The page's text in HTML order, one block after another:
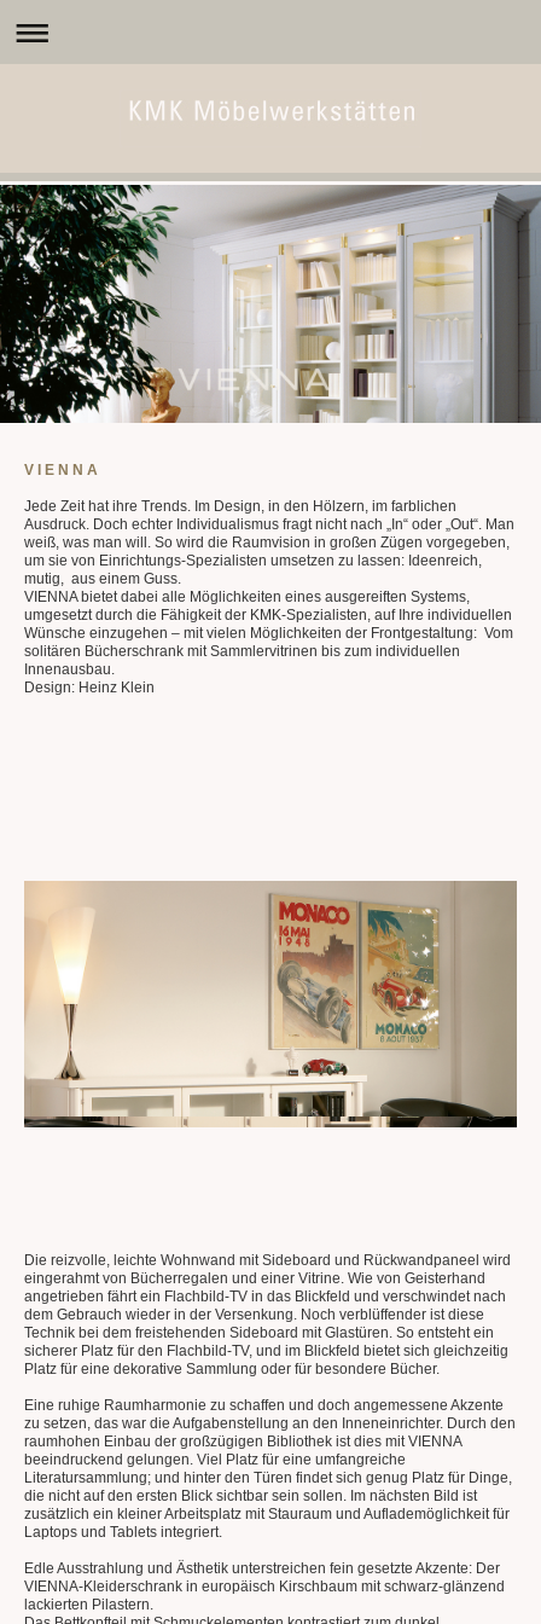
V I E N N A
Jede Zeit hat ihre Trends. Im Design, in den Hölzern, im farblichen
Ausdruck. Doch echter Individualismus fragt nicht nach „In“ oder „Out“. Man
weiß, was man will. So wird die Raumvision in großen Zügen vorgegeben,
um sie von Einrichtungs-Spezialisten umsetzen zu lassen: Ideenreich,
mutig, aus einem Guss.
VIENNA bietet dabei alle Möglichkeiten eines ausgereiften Systems,
umgesetzt durch die Fähigkeit der KMK-Spezialisten, auf Ihre individuellen
Wünsche einzugehen – mit vielen Möglichkeiten der Frontgestaltung: Vom
solitären Bücherschrank mit Sammlervitrinen bis zum individuellen
Innenausbau.
Design: Heinz Klein
Die reizvolle, leichte Wohnwand mit Sideboard und Rückwandpaneel wird
eingerahmt von Bücherregalen und einer Vitrine. Wie von Geisterhand
angetrieben fährt ein Flachbild-TV in das Blickfeld und verschwindet nach
dem Gebrauch wieder in der Versenkung. Noch verblüffender ist diese
Technik bei dem freistehenden Sideboard mit Glastüren. So entsteht ein
sicherer Platz für den Flachbild-TV, und im Blickfeld bietet sich gleichzeitig
Platz für eine dekorative Sammlung oder für besondere Bücher.
Eine ruhige Raumharmonie zu schaffen und doch angemessene Akzente
zu setzen, das war die Aufgabenstellung an den Inneneinrichter. Durch den
raumhohen Einbau der großzügigen Bibliothek ist dies mit VIENNA
beeindruckend gelungen. Viel Platz für eine umfangreiche
Literatursammlung; und hinter den Türen findet sich genug Platz für Dinge,
die nicht auf den ersten Blick sichtbar sein sollen. Im nächsten Bild ist
zusätzlich ein kleiner Arbeitsplatz mit Stauraum und Auflademöglichkeit für
Laptops und Tablets integriert.
Edle Ausstrahlung und Ästhetik unterstreichen fein gesetzte Akzente: Der
VIENNA-Kleiderschrank in europäisch Kirschbaum mit schwarz-glänzend
lackierten Pilastern.